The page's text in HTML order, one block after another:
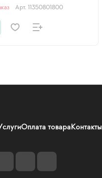
Арт. 11350801800
Оплата товараКонтакты